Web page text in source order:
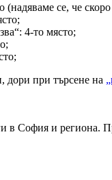
(надяваме се, че
4-то място;
дори при търсене на
в София и региона.